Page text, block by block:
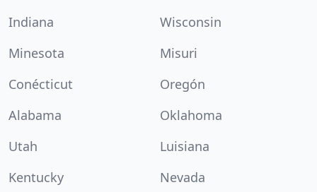
Indiana
Wisconsin
Minesota
Misuri
Conécticut
Oregón
Alabama
Oklahoma
Utah
Luisiana
Kentucky
Nevada